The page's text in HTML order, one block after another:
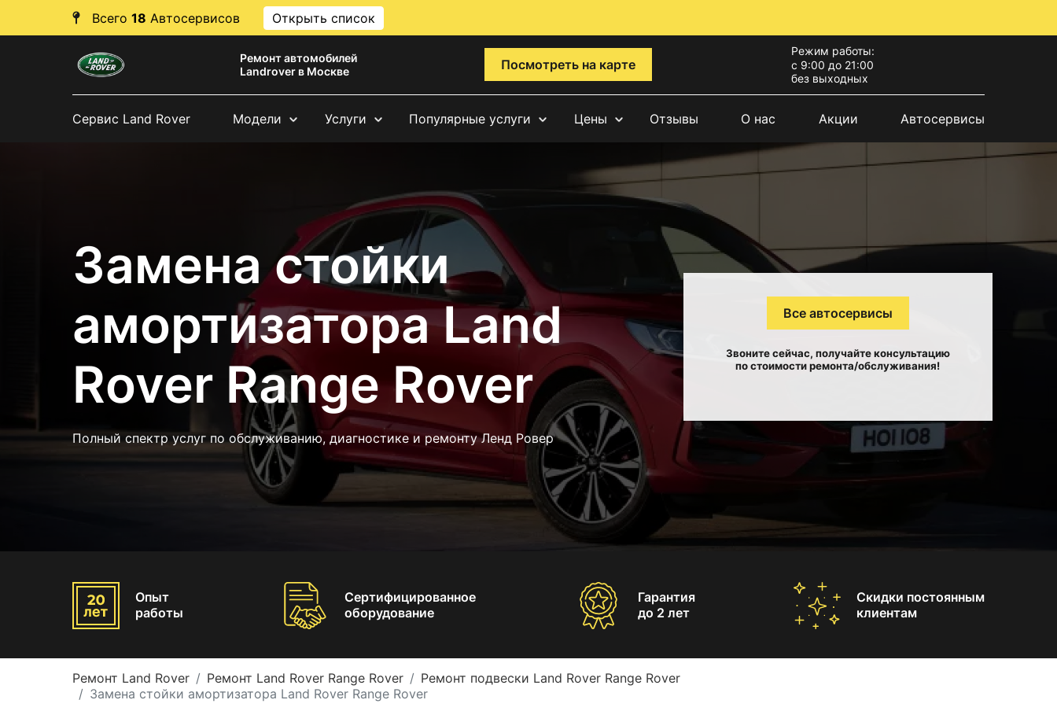
Всего 18 Автосервисов Открыть список
Ремонт автомобилей
Landrover в Москве
Посмотреть на карте
Режим работы:
с 9:00 до 21:00
без выходных
Сервис Land Rover Модели Услуги Популярные услуги Цены Отзывы О нас Акции Автосервисы
Замена стойки
амортизатора Land
Rover Range Rover
Полный спектр услуг по обслуживанию, диагностике и ремонту Ленд Ровер
Все автосервисы
Звоните сейчас, получайте консультацию
по стоимости ремонта/обслуживания!
Опыт
работы
Сертифицированное
оборудование
Гарантия
до 2 лет
Скидки постоянным
клиентам
Ремонт Land Rover Ремонт Land Rover Range Rover
Ремонт подвески Land Rover Range Rover
Замена стойки амортизатора Land Rover Range Rover